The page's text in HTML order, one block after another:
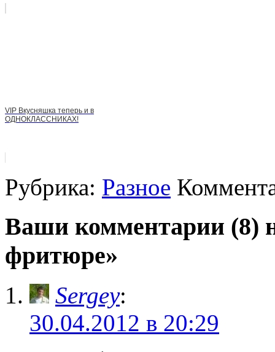
VIP Вкусняшка теперь и в
ОДНОКЛАССНИКАХ!
Рубрика: Разное
Ваши комментарии (8)
фритюре»
Sergey:
30.04.2012 в 20:29